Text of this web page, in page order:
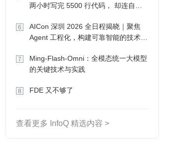
两小时写完 5500 行代码， 却连自己
6
AICon 深圳 2026 全日程揭晓｜聚焦
Agent 工程化，构建可靠智能的技术路
7
Ming-Flash-Omni：全模态统一大模型
的关键技术与实践
8 FDE 又不够了
查看更多 InfoQ 精选内容 >